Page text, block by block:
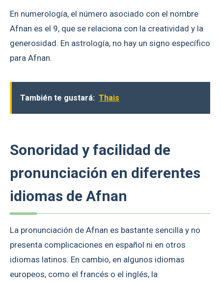
En numerología, el número asociado con el nombre
Afnan es el 9, que se relaciona con la creatividad y la
generosidad. En astrología, no hay un signo específico
para Afnan.
También te gustará: Thais
Sonoridad y facilidad de
pronunciación en diferentes
idiomas de Afnan
La pronunciación de Afnan es bastante sencilla y no
presenta complicaciones en español ni en otros
idiomas latinos. En cambio, en algunos idiomas
europeos, como el francés o el inglés, la